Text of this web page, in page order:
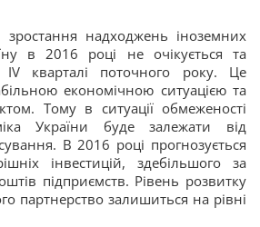
надходжень іноземних
в 2016 році не очікується та
кварталі поточного року. Це
економічною ситуацією та
Тому в ситуації обмеженості
України буде залежати від
В 2016 році прогнозується
інвестицій, здебільшого за
підприємств. Рівень розвитку
партнерство залишиться на рівні